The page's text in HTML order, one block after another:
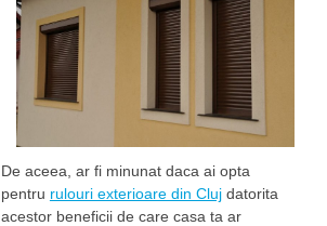
De aceea, ar fi minunat daca ai opta
pentru rulouri exterioare din Clujdatorita
acestor beneficii de care casa ta ar